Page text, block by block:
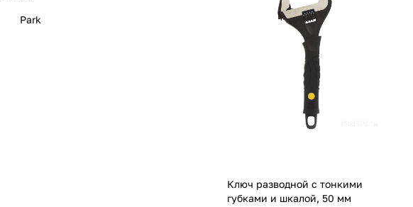
Ключ разводной с тонкими
губками и шкалой, 50 мм
Park